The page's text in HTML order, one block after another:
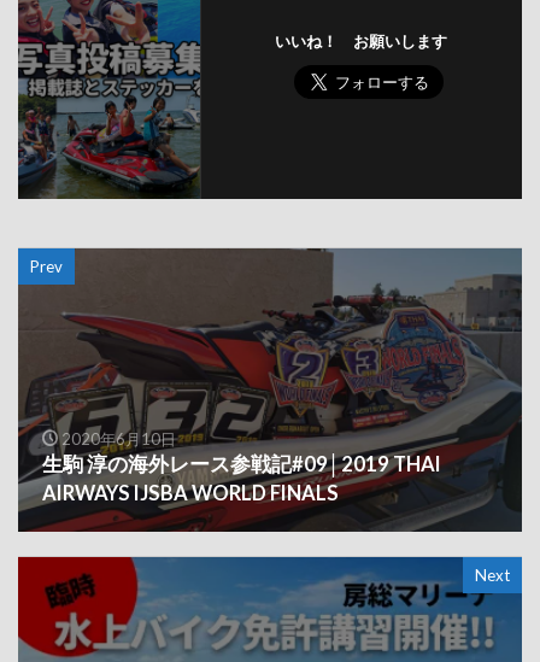
いいね！ お願いします
Prev
2020年6月10日
生駒 淳の海外レース参戦記#09│2019 THAI
AIRWAYS IJSBA WORLD FINALS
Next